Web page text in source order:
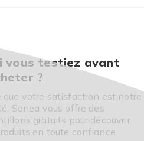
que les femmes et peut survenir
fréquente, soudaine et
a développé le
vous testiez avant
?
que votre satisfaction est notre
Senea vous offre des
gratuits pour découvrir
en toute confiance.